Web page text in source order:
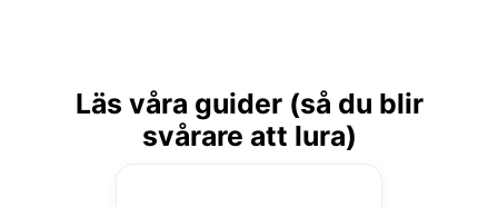
Läs våra guider (så du blir
svårare att lura)